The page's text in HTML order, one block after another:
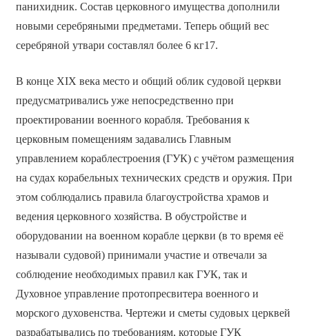
панихидник. Состав церковного имущества дополнили
новыми серебряными предметами. Теперь общий вес
серебряной утвари составлял более 6 кг17.
В конце XIX века место и общий облик судовой церкви
предусматривались уже непосредственно при
проектировании военного корабля. Требования к
церковным помещениям задавались Главным
управлением кораблестроения (ГУК) с учётом размещения
на судах корабельных технических средств и оружия. При
этом соблюдались правила благоустройства храмов и
ведения церковного хозяйства. В обустройстве и
оборудовании на военном корабле церкви (в то время её
называли судовой) принимали участие и отвечали за
соблюдение необходимых правил как ГУК, так и
Духовное управление протопресвитера военного и
морского духовенства. Чертежи и сметы судовых церквей
разрабатывались по требованиям, которые ГУК